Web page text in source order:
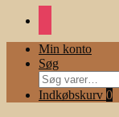
Min konto
Søg
Søg
efter:
Indkøbskurv 0